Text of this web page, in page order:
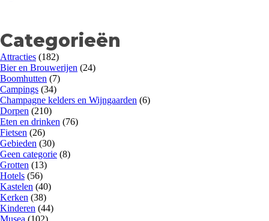
Categorieën
Attracties (182)
Bier en Brouwerijen (24)
Boomhutten (7)
Campings (34)
Champagne kelders en Wijngaarden (6)
Dorpen (210)
Eten en drinken (76)
Fietsen (26)
Gebieden (30)
Geen categorie (8)
Grotten (13)
Hotels (56)
Kastelen (40)
Kerken (38)
Kinderen (44)
Musea (102)